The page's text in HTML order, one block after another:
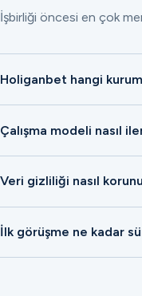
İşbirliği öncesi en çok
Holiganbet hangi
Çalışma modeli nasıl
Veri gizliliği nasıl
İlk görüşme ne kadar